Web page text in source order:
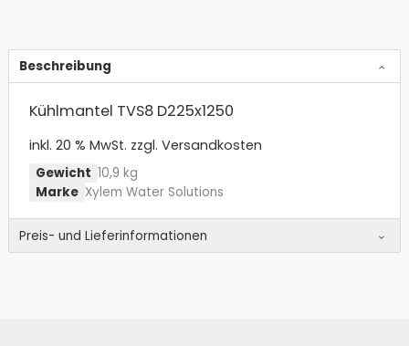
Beschreibung
Kühlmantel TVS8 D225x1250
inkl. 20 % MwSt. zzgl. Versandkosten
10,9 kg
Gewicht
Xylem Water Solutions
Marke
Preis- und Lieferinformationen